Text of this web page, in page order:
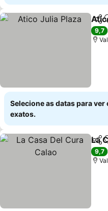
9,7
Selecione as datas para ver
exatos.
La
9,7